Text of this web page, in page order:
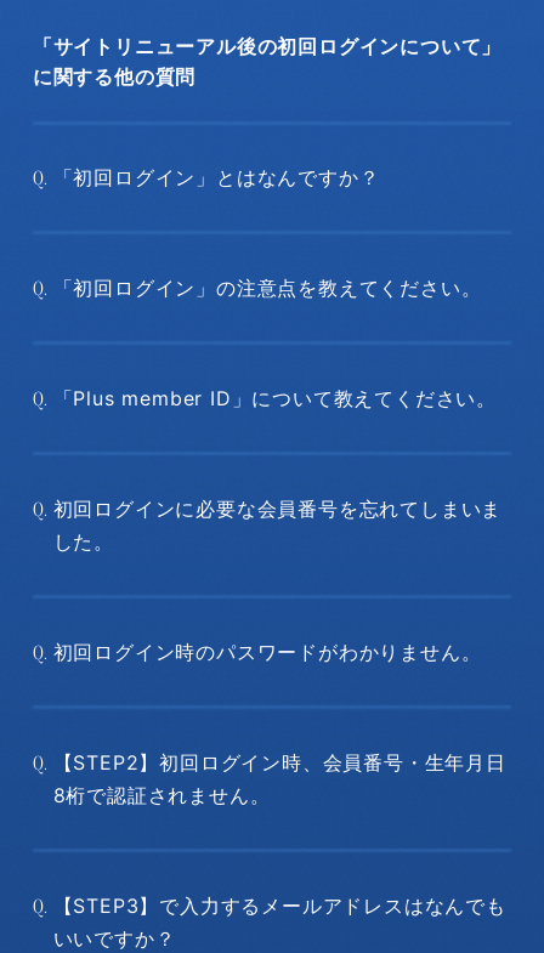
「サイトリニューアル後の初回ログインについて」
に関する他の質問
Q. 「初回ログイン」とはなんですか？
Q. 「初回ログイン」の注意点を教えてください。
Q. 「Plus member ID」について教えてください。
Q. 初回ログインに必要な会員番号を忘れてしまいま
した。
Q. 初回ログイン時のパスワードがわかりません。
Q.
【STEP2】初回ログイン時、会員番号・生年月日
8桁で認証されません。
Q.
【STEP3】で入力するメールアドレスはなんでも
いいですか？